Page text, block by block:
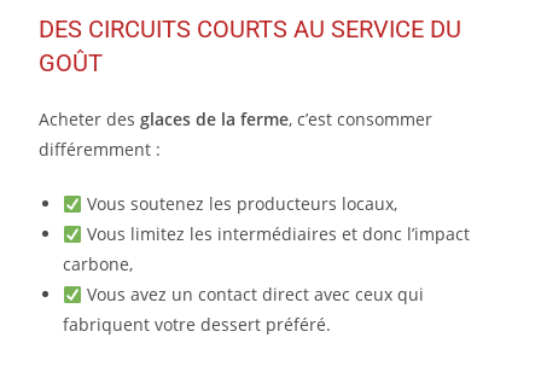
DES CIRCUITS COURTS AU SERVICE DU
GOÛT
Acheter desglaces de la ferme, c’est consommer
différemment :
Vous soutenez les producteurs locaux,
Vous limitez les intermédiaires et donc l’impact
carbone,
Vous avez un contact direct avec ceux qui
fabriquent votre dessert préféré.